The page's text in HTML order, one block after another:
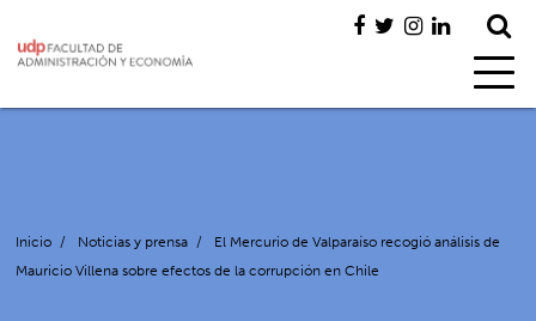
Inicio / Noticias y prensa /
El Mercurio de Valparaíso recogió análisis de
Mauricio Villena sobre efectos de la corrupción en Chile